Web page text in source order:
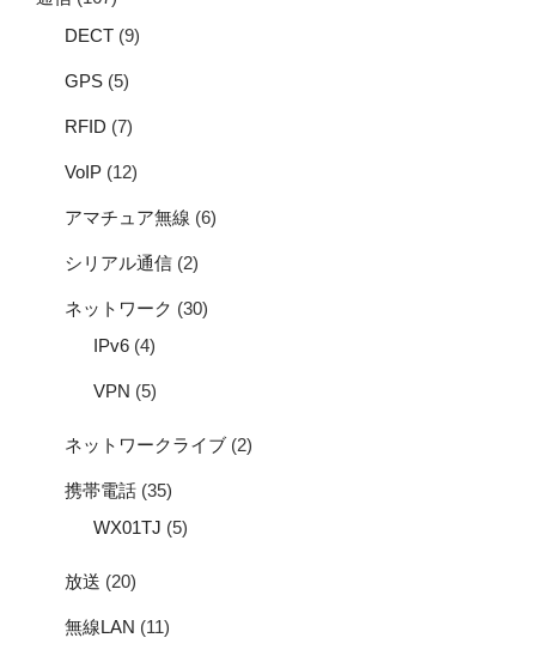
DECT (9)
GPS (5)
RFID (7)
VoIP (12)
アマチュア無線 (6)
シリアル通信 (2)
ネットワーク (30)
IPv6 (4)
VPN (5)
ネットワークライブ (2)
携帯電話 (35)
WX01TJ (5)
放送 (20)
無線LAN (11)